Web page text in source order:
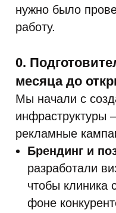
нужно было
работу.
0.
месяца до
Мы начали с
инфраструктуры
рекламные
Брендинг и
разработали
чтобы клиника
фоне